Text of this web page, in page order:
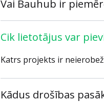
Vai Bauhub ir
Cik lietotājus var
Katrs projekts ir
Kādus drošības